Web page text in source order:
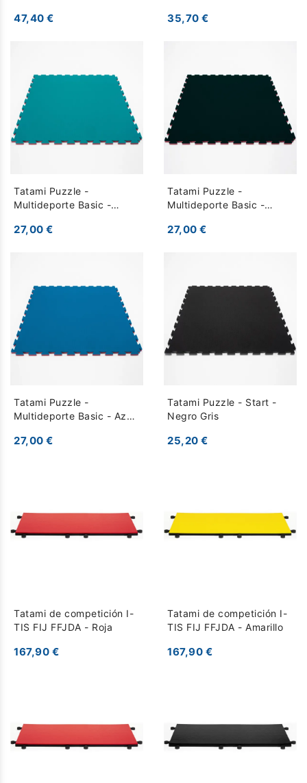
47,40 € 35,70 €
Tatami Puzzle -
Multideporte Basic -
27,00 €
Tatami Puzzle -
Multideporte Basic -
27,00 €
Tatami Puzzle -
Multideporte Basic - Azul
27,00 €
Tatami Puzzle - Start -
Negro Gris
25,20 €
Tatami de competición I-
TIS FIJ FFJDA - Roja
167,90 €
Tatami de competición I-
TIS FIJ FFJDA - Amarillo
167,90 €